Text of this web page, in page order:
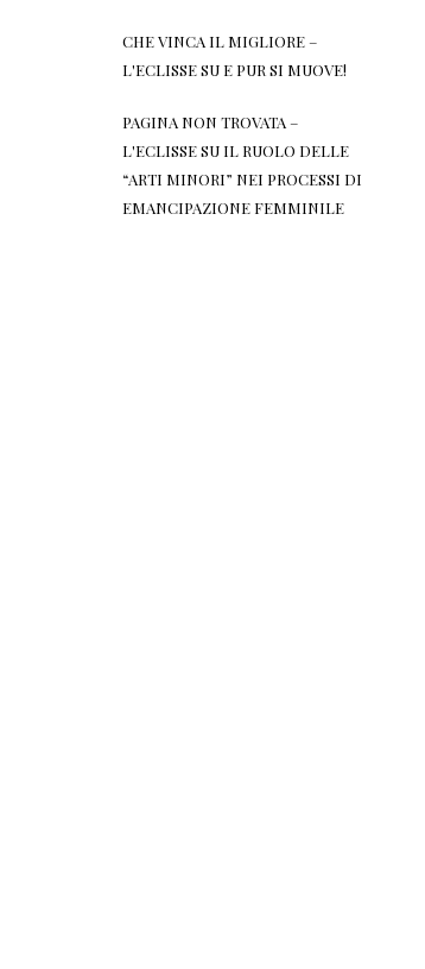
CHE VINCA IL MIGLIORE –
L'ECLISSESU E PUR SI MUOVE!
PAGINA NON TROVATA –
L'ECLISSESU IL RUOLO DELLE
“ARTI MINORI” NEI PROCESSI DI
EMANCIPAZIONE FEMMINILE